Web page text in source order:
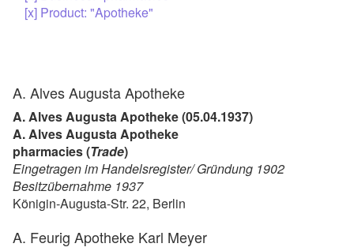
[x] Product: "Apotheke"
A. Alves Augusta Apotheke
A. Alves Augusta Apotheke (05.04.1937)
A. Alves Augusta Apotheke
pharmacies (Trade)
Eingetragen im Handelsregister/ Gründung 1902
Besitzübernahme 1937
Königin-Augusta-Str. 22, Berlin
A. Feurig Apotheke Karl Meyer